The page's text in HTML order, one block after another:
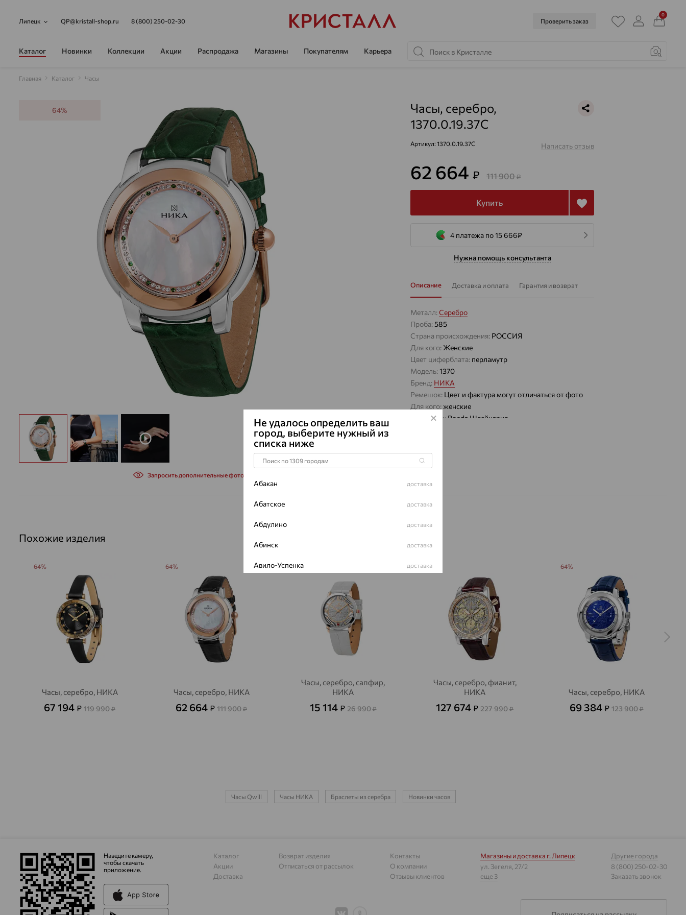
Липецк QP@kristall-shop.ru 8 (800) 250-02-30 Проверить заказ
0
Каталог Новинки Коллекции Акции Распродажа Магазины Покупателям Карьера
Главная Каталог Часы
64%
Запросить дополнительные фото
Часы, серебро,
1370.0.19.37C
Артикул: 1370.0.19.37C Написать отзыв
62 664 ₽ 111 900₽
Купить
4 платежа по 15 666₽
Нужна помощь консультанта
Описание Доставка и оплата Гарантия и возврат
Металл:Серебро
Проба:585
Страна происхождения: РОССИЯ
Для кого: Женские
Цвет циферблата: перламутр
Модель:1370
Бренд: НИКА
Ремешок: Цвет и фактура могут отличаться от фото
Для кого:женские
Механизм: Ronda Швейцария
Водонепроницаемость:
Коллекция:
Похожие изделия
Часы, серебро, НИКА
67 194 ₽ 119 990₽
64%
Часы, серебро, НИКА
62 664 ₽ 111 900₽
64%
Часы, серебро, сапфир,
НИКА
15 114 ₽ 26 990₽
64%
Часы, серебро, фианит,
НИКА
127 674 ₽ 227 990₽
64%
Часы, серебро, НИКА
69 384 ₽ 123 900₽
64%
Часы Qwill Часы НИКА Браслеты из серебра Новинки часов
Наведите камеру,
чтобы скачать
приложение.
Каталог
Акции
Доставка
Возврат изделия
Отписаться от рассылок
Контакты
О компании
Отзывы клиентов
Магазины и доставка г. Липецк
ул. Зегеля, 27/2
еще 3
Другие города
8 (800) 250-02-30
Заказать звонок
Не удалось определить ваш
город, выберите нужный из
списка ниже
Абакан доставка
Абатское доставка
Абдулино доставка
Абинск доставка
Авило-Успенка доставка
Актюбинский, Азнакаевский район доставка
доставка